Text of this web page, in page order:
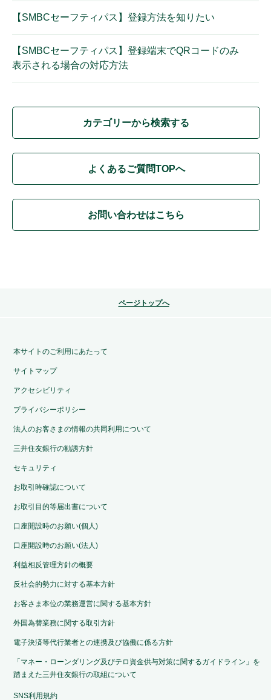
【SMBCセーフティパス】登録方法を知りたい
【SMBCセーフティパス】登録端末でQRコードのみ
表示される場合の対応方法
カテゴリーから検索する
よくあるご質問TOPへ
お問い合わせはこちら
ページトップへ
本サイトのご利用にあたって
サイトマップ
アクセシビリティ
プライバシーポリシー
法人のお客さまの情報の共同利用について
三井住友銀行の勧誘方針
セキュリティ
お取引時確認について
お取引目的等届出書について
口座開設時のお願い(個人)
口座開設時のお願い(法人)
利益相反管理方針の概要
反社会的勢力に対する基本方針
お客さま本位の業務運営に関する基本方針
外国為替業務に関する取引方針
電子決済等代行業者との連携及び協働に係る方針
「マネー・ローンダリング及びテロ資金供与対策に関するガイドライン」を
踏まえた三井住友銀行の取組について
SNS利用規約